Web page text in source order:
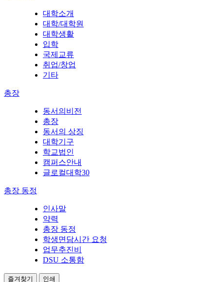
대학소개
대학/대학원
대학생활
입학
국제교류
취업/창업
기타
총장
동서의비전
총장
동서의 상징
대학기구
학교법인
캠퍼스안내
글로컬대학30
총장 동정
인사말
약력
총장 동정
학생면담시간 요청
업무추진비
DSU 소통함
즐겨찾기 인쇄